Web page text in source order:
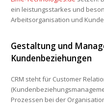
ein leistungsstarkes und
Arbeitsorganisation und
Gestaltung und
Kundenbeziehungen
CRM steht für Customer
Prozessen bei der